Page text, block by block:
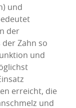
und
der
Zahn so
und
erreicht, die
und